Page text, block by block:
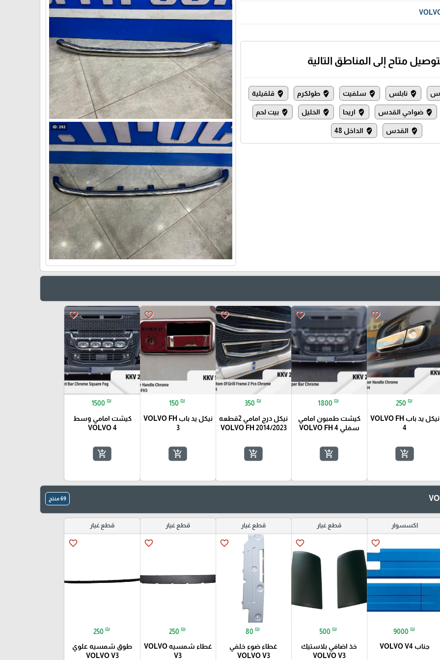
متاح إلى المناطق التالية
where_to_vote نابلس where_to_vote سلفيت where_to_vote طولكرم where_to_vote قلقيلية
where_to_vote ضواحي القدس where_to_vote اريحا where_to_vote الخليل where_to_vote بيت لحم
where_to_vote القدس where_to_vote الداخل 48
favorite_border
250 ₪
نيكل يد باب VOLVO FH
4
add_shopping_cart
favorite_border
1800 ₪
كيشت طمبون امامي
سفلي VOLVO FH 4
add_shopping_cart
favorite_border
350 ₪
نيكل درج امامي 2قطعه
VOLVO FH 2014/2023
add_shopping_cart
favorite_border
150 ₪
نيكل يد باب VOLVO FH
3
add_shopping_cart
favorite_border
1500 ₪
كيشت امامي وسط
VOLVO 4
add_shopping_cart
69 منتج
اكسسوار
favorite_border
9000 ₪
جناب VOLVO V4
قطع غيار
favorite_border
500 ₪
خذ اضافي بلاستيك
VOLVO V3
قطع غيار
favorite_border
80 ₪
غطاء ضوء خلفي
VOLVO V3
قطع غيار
favorite_border
250 ₪
غطاء شمسيه VOLVO
V3
قطع غيار
favorite_border
250 ₪
طوق شمسيه علوي
VOLVO V3